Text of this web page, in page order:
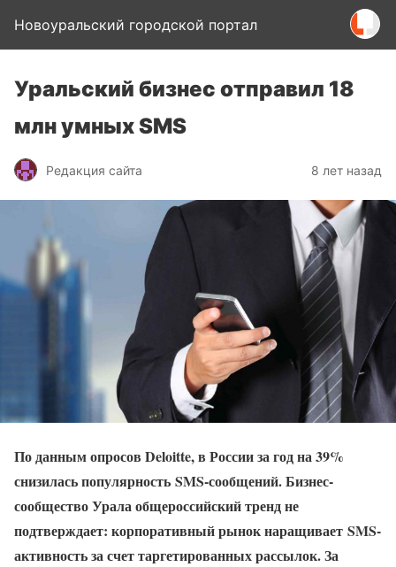
Новоуральский городской портал
Уральский бизнес отправил 18
млн умных SMS
Редакция сайта 8 лет назад
По данным опросов Deloitte, в России за год на 39%
снизилась популярность SMS-сообщений. Бизнес-
сообщество Урала общероссийский тренд не
подтверждает: корпоративный рынок наращивает SMS-
активность за счет таргетированных рассылок. За